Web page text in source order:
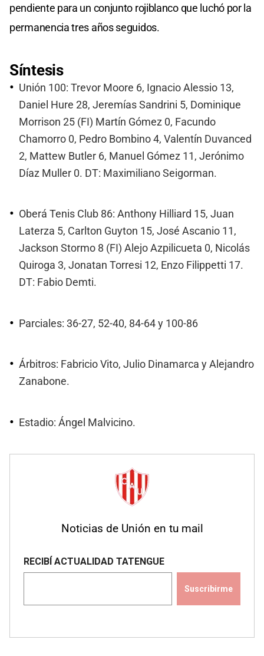
pendiente para un conjunto rojiblanco que luchó por la
permanencia tres años seguidos.
Síntesis
Unión 100: Trevor Moore 6, Ignacio Alessio 13,
Daniel Hure 28, Jeremías Sandrini 5, Dominique
Morrison 25 (FI) Martín Gómez 0, Facundo
Chamorro 0, Pedro Bombino 4, Valentín Duvanced
2, Mattew Butler 6, Manuel Gómez 11, Jerónimo
Díaz Muller 0. DT: Maximiliano Seigorman.
Oberá Tenis Club 86: Anthony Hilliard 15, Juan
Laterza 5, Carlton Guyton 15, José Ascanio 11,
Jackson Stormo 8 (FI) Alejo Azpilicueta 0, Nicolás
Quiroga 3, Jonatan Torresi 12, Enzo Filippetti 17.
DT: Fabio Demti.
Parciales: 36-27, 52-40, 84-64 y 100-86
Árbitros: Fabricio Vito, Julio Dinamarca y Alejandro
Zanabone.
Estadio: Ángel Malvicino.
Noticias de Unión en tu mail